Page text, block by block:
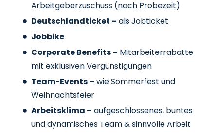
Arbeitgeberzuschuss (nach Probezeit)
Deutschlandticket – als Jobticket
Jobbike
Corporate Benefits – Mitarbeiterrabatte
mit exklusiven Vergünstigungen
Team-Events – wie Sommerfest und
Weihnachtsfeier
Arbeitsklima – aufgeschlossenes, buntes
und dynamisches Team & sinnvolle Arbeit